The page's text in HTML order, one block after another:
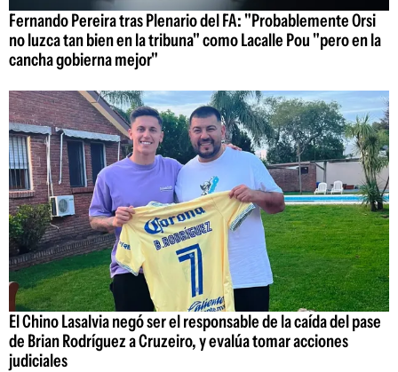
Fernando Pereira tras Plenario del FA: "Probablemente Orsi
no luzca tan bien en la tribuna" como Lacalle Pou "pero en la
cancha gobierna mejor"
El Chino Lasalvia negó ser el responsable de la caída del pase
de Brian Rodríguez a Cruzeiro, y evalúa tomar acciones
judiciales